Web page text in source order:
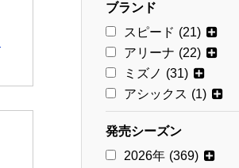
ブランド
スピード (21)
アリーナ (22)
ミズノ (31)
アシックス (1)
発売シーズン
2026年 (369)